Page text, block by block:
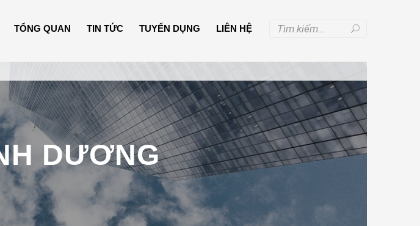
TỔNG QUAN TIN TỨC TUYỂN DỤNG LIÊN HỆ
DƯƠNG